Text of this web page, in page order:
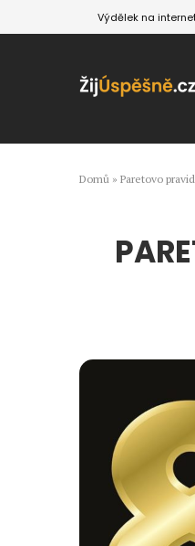
Výdělek na
Domů » Paretovo